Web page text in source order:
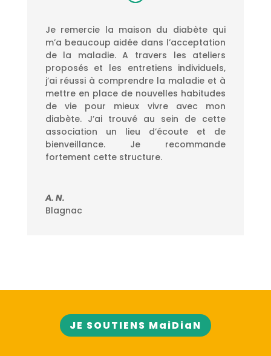
Je remercie la maison du diabète qui
m’a beaucoup aidée dans l’acceptation
de la maladie. A travers les ateliers
proposés et les entretiens individuels,
j’ai réussi à comprendre la maladie et à
mettre en place de nouvelles habitudes
de vie pour mieux vivre avec mon
diabète. J’ai trouvé au sein de cette
association un lieu d’écoute et de
bienveillance. Je recommande
fortement cette structure.
A. N.
Blagnac
JE SOUTIENS MaiDiaN